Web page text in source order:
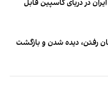
در دریای کاسپین قابل
رفتن، دیده شدن و بازگشت